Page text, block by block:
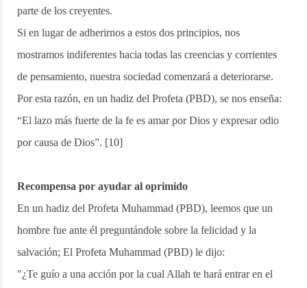
parte de los creyentes.
Si en lugar de adherirnos a estos dos principios, nos
mostramos indiferentes hacia todas las creencias y corrientes
de pensamiento, nuestra sociedad comenzará a deteriorarse.
Por esta razón, en un hadiz del Profeta (PBD), se nos enseña:
“El lazo más fuerte de la fe es amar por Dios y expresar odio
por causa de Dios”. [10]
Recompensa por ayudar al oprimido
En un hadiz del Profeta Muhammad (PBD), leemos que un
hombre fue ante él preguntándole sobre la felicidad y la
salvación; El Profeta Muhammad (PBD) le dijo:
"¿Te guío a una acción por la cual Allah te hará entrar en el